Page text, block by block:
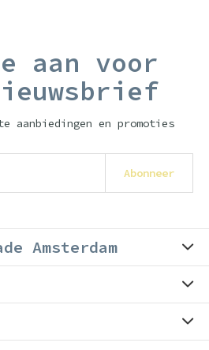
aan voor
aanbiedingen en promoties
Abonneer
Amsterdam